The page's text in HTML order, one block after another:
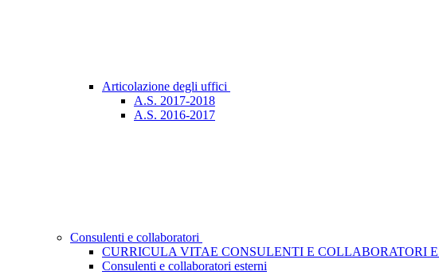
Articolazione degli uffici
A.S. 2017-2018
A.S. 2016-2017
Consulenti e collaboratori
CURRICULA VITAE CONSULENTI E COLLABORATORI
Consulenti e collaboratori esterni